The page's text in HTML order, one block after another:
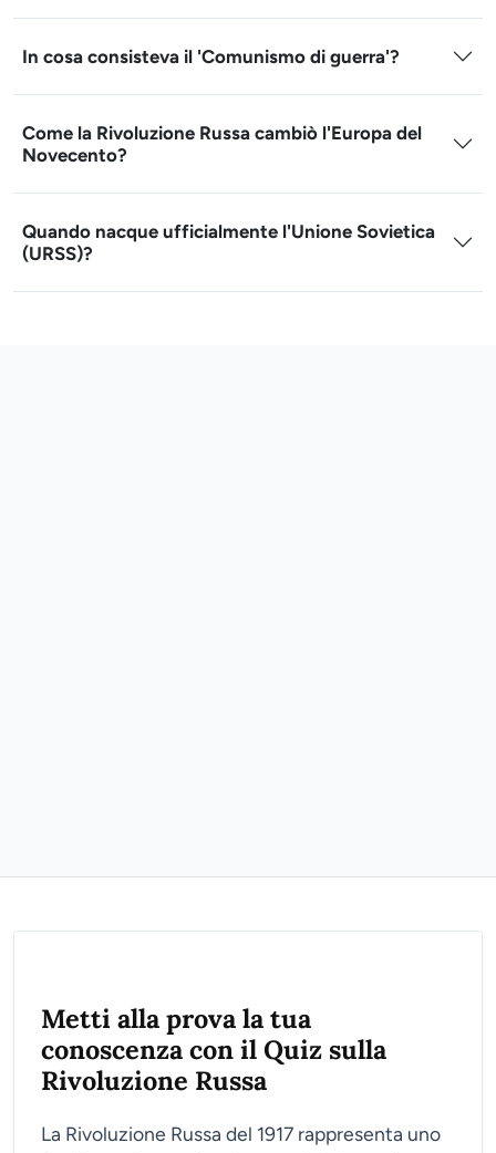
In cosa consisteva il 'Comunismo di guerra'?
Come la Rivoluzione Russa cambiò l'Europa del
Novecento?
Quando nacque ufficialmente l'Unione Sovietica
(URSS)?
Metti alla prova la tua
conoscenza con il Quiz sulla
Rivoluzione Russa
La Rivoluzione Russa del 1917 rappresenta uno